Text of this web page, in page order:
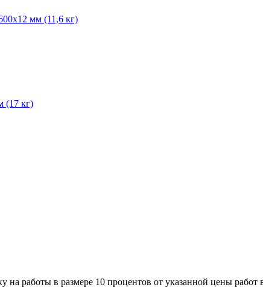
мм (11,6 кг)
(17 кг)
на работы в размере 10 процентов от указанной цены работ